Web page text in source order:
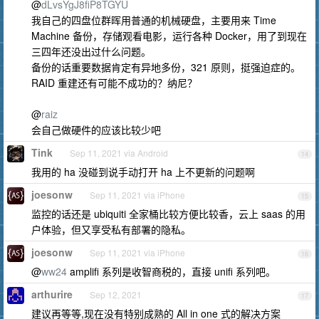
@dLvsYgJ8fiP8TGYU
我自己的四盘位群晖用普通的机械硬盘，主要用来 Time
Machine 备份，存储观看电影，运行各种 Docker，用了到现在
三四年还没出过什么问题。
备份的话重要数据肯定有异地多份，321 原则，挺强迫症的。
RAID 重建还有可能不成功的？纳尼？
@raiz
会自己做硬件的应该比较少吧
14
Tink Sep 11, 2021 via Android
我用的 ha 没碰到说手动打开 ha 上不更新的问题啊
15
joesonw Sep 11, 2021 via iPhone
监控的话还是 ubiquiti 全家桶比较方便比较香，云上 saas 的用
户体验，但又享受私有部署的隐私。
16
joesonw Sep 11, 2021 via iPhone
@ww24 amplifi 系列是收智商税的，直接 unifi 系列吧。
17
arthurire Sep 12, 2021
建议再等等,现在没有特别成熟的 All in one 式的解决方案